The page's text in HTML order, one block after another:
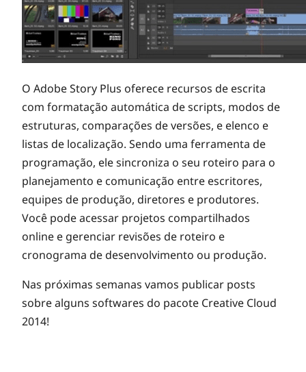
O Adobe Story Plus oferece recursos de escrita
com formatação automática de scripts, modos de
estruturas, comparações de versões, e elenco e
listas de localização. Sendo uma ferramenta de
programação, ele sincroniza o seu roteiro para o
planejamento e comunicação entre escritores,
equipes de produção, diretores e produtores.
Você pode acessar projetos compartilhados
online e gerenciar revisões de roteiro e
cronograma de desenvolvimento ou produção.
Nas próximas semanas vamos publicar posts
sobre alguns softwares do pacote Creative Cloud
2014!